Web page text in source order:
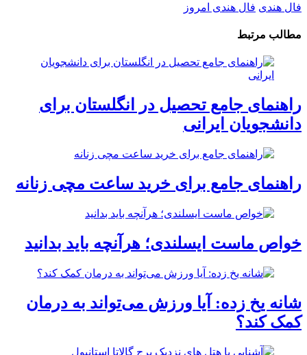
فال هندی فال هندی امروز
مطالب مرتبط
راهنمای جامع تحصیل در انگلستان برای
دانشجویان ایرانی
راهنمای جامع برای خرید ساعت مچی زنانه
خواص ماست ایسلندی؛ هرآنچه باید بدانید
شانه یخ زده: آیا ورزش می‌تواند به درمان
کمک کند؟